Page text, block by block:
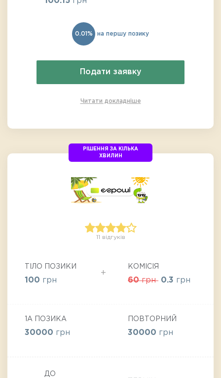
0.01% на першу позику
Подати заявку
Читати докладніше
РІШЕННЯ ЗА КІЛЬКА
ХВИЛИН
11 відгуків
ТІЛО ПОЗИКИ
100 грн
КОМІСІЯ
60грн 0.3 грн
ДО
1А ПОЗИКА
30000 грн
ПОВТОРНИЙ
30000 грн